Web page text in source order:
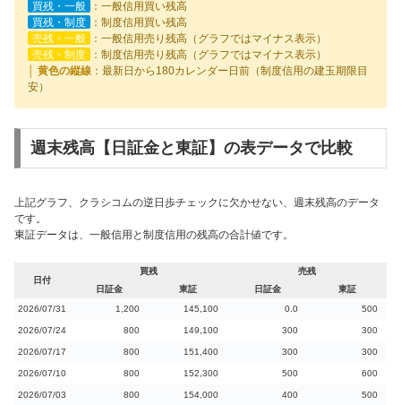
買残・一般
：一般信用買い残高
買残・制度
：制度信用買い残高
売残・一般
：一般信用売り残高（グラフではマイナス表示）
売残・制度
：制度信用売り残高（グラフではマイナス表示）
│ 黄色の縦線 ：最新日から180カレンダー日前（制度信用の建玉期限目
安）
週末残高【日証金と東証】の表データで比較
上記グラフ、クラシコムの逆日歩チェックに欠かせない、週末残高のデータ
です。
東証データは、一般信用と制度信用の残高の合計値です。
日付
買残
売残
日証金
東証 日証金
東証
2026/07/31
1,200 145,100 0.0 500
2026/07/24 800 149,100 300 300
2026/07/17 800 151,400 300 300
2026/07/10 800 152,300 500 600
2026/07/03 800 154,000 400 500